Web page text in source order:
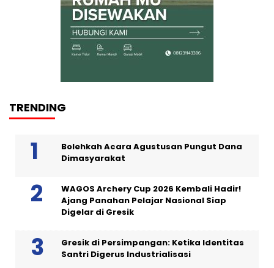
TRENDING
Bolehkah Acara Agustusan Pungut Dana
Dimasyarakat
WAGOS Archery Cup 2026 Kembali Hadir!
Ajang Panahan Pelajar Nasional Siap
Digelar di Gresik
Gresik di Persimpangan: Ketika Identitas
Santri Digerus Industrialisasi